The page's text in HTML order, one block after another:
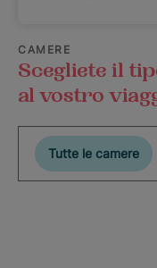
CAMERE
Scegliete il
al vostro
Tutte le camere